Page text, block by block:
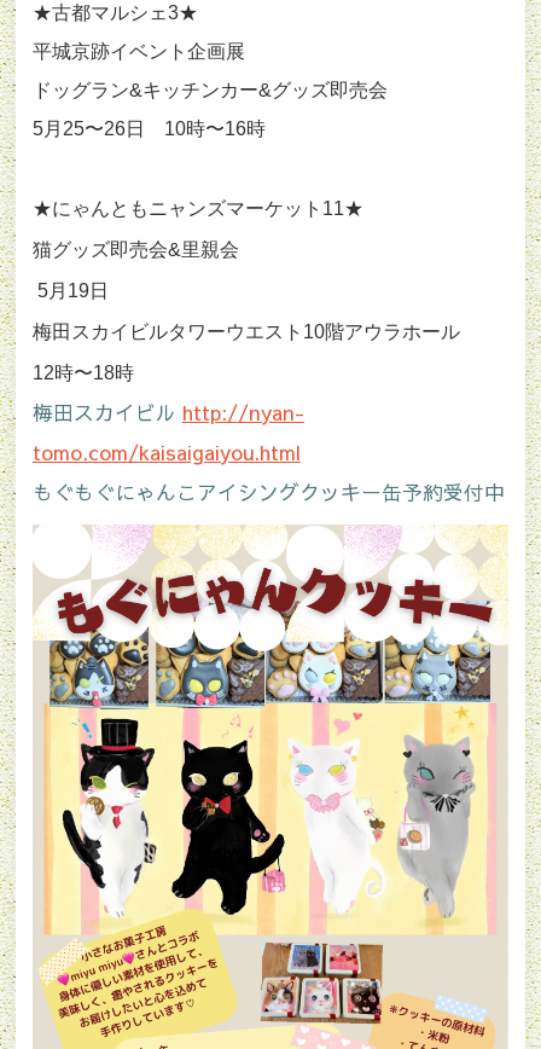
★古都マルシェ3★
平城京跡イベント企画展
ドッグラン&キッチンカー&グッズ即売会
5月25〜26日　10時〜16時
★にゃんともニャンズマーケット11★
猫グッズ即売会&里親会
5月19日
梅田スカイビルタワーウエスト10階アウラホール
12時〜18時
梅田スカイビル http://nyan-
tomo.com/kaisaigaiyou.html
もぐもぐにゃんこアイシングクッキー缶予約受付中